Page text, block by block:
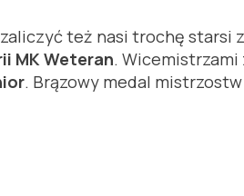
też nasi trochę starsi
MK Weteran. Wicemistrzami
. Brązowy medal mistrzostw